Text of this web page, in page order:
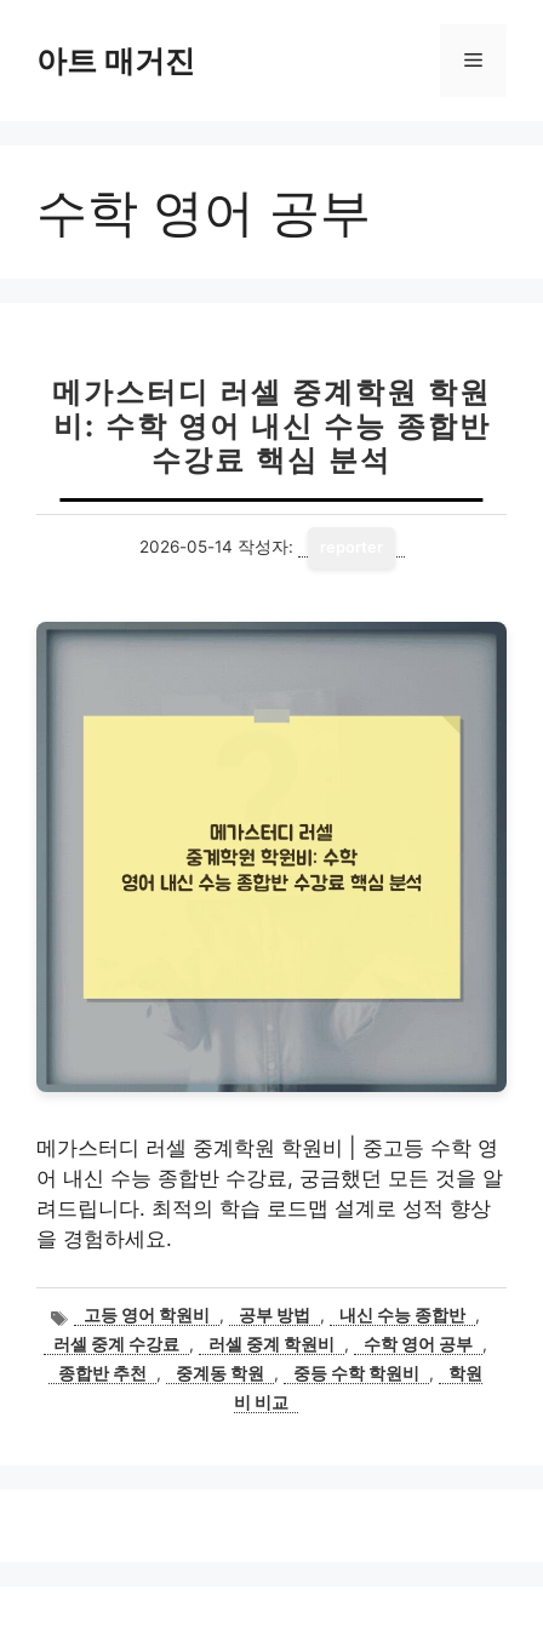
아트 매거진 메
수학 영어 공부
메가스터디 러셀 중계학원 학원
비: 수학 영어 내신 수능 종합반
수강료 핵심 분석
2026-05-14 작성자:
메가스터디 러셀 중계학원 학원비 | 중고등 수학 영
어 내신 수능 종합반 수강료, 궁금했던 모든 것을 알
려드립니다. 최적의 학습 로드맵 설계로 성적 향상
을 경험하세요.
태
그
고등 영어 학원비 , 공부 방법 , 내신 수능 종합반 ,
러셀 중계 수강료
, 러셀 중계 학원비 , 수학 영어 공부 ,
종합반 추천
, 중계동 학원 , 중등 수학 학원비 ,
학원
비 비교